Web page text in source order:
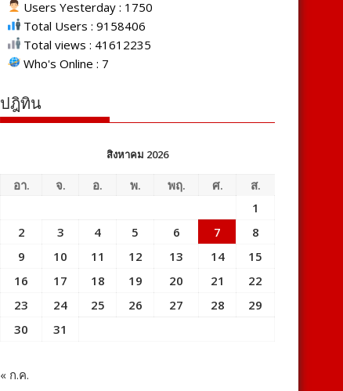
Users Yesterday : 1750
Total Users : 9158406
Total views : 41612235
Who's Online : 7
ปฎิทิน
สิงหาคม 2026
อา. จ. อ. พ. พฤ. ศ.
ส.
1
2
3 4 5 6 7
8
9
10 11 12 13 14
15
16
17 18 19 20 21
22
23
24 25 26 27 28
29
30
31
« ก.ค.